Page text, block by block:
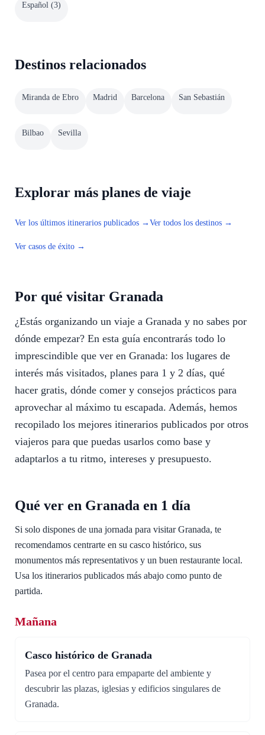
Español (3)
Destinos relacionados
Miranda de Ebro Madrid Barcelona San Sebastián
Bilbao Sevilla
Explorar más planes de viaje
Ver los últimos itinerarios publicados → Ver todos los destinos →
Ver casos de éxito →
Por qué visitar Granada
¿Estás organizando un viaje a Granada y no sabes por
dónde empezar? En esta guía encontrarás todo lo
imprescindible que ver en Granada: los lugares de
interés más visitados, planes para 1 y 2 días, qué
hacer gratis, dónde comer y consejos prácticos para
aprovechar al máximo tu escapada. Además, hemos
recopilado los mejores itinerarios publicados por otros
viajeros para que puedas usarlos como base y
adaptarlos a tu ritmo, intereses y presupuesto.
Qué ver en Granada en 1 día
Si solo dispones de una jornada para visitar Granada, te
recomendamos centrarte en su casco histórico, sus
monumentos más representativos y un buen restaurante local.
Usa los itinerarios publicados más abajo como punto de
partida.
Mañana
Casco histórico de Granada
Pasea por el centro para empaparte del ambiente y
descubrir las plazas, iglesias y edificios singulares de
Granada.